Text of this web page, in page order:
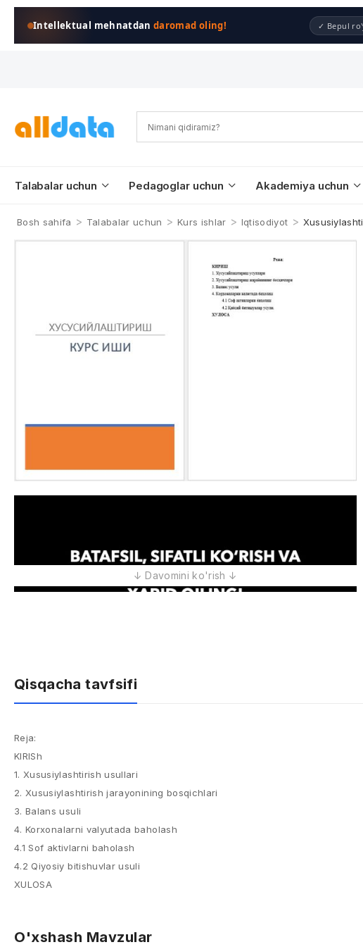
Intellektual mehnatdandaromad oling! ✓ Bepul
Talabalar uchun Pedagoglar uchun Akademiya uchun
Bosh sahifa > Talabalar uchun > Kurs ishlar > Iqtisodiyot >
Qisqacha tavfsifi
Reja:
KIRISh
1. Xususiylashtirish usullari
2. Xususiylashtirish jarayonining bosqichlari
3. Balans usuli
4. Korxonalarni valyutada baholash
4.1 Sof aktivlarni baholash
4.2 Qiyosiy bitishuvlar usuli
XULOSA
O'xshash Mavzular